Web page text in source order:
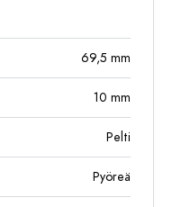
69,5 mm
10 mm
Pelti
Pyöreä